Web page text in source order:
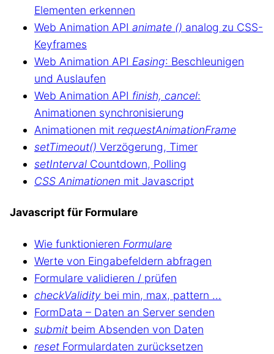
Elementen erkennen
Web Animation API animate () analog zu CSS-
Keyframes
Web Animation API Easing: Beschleunigen
und Auslaufen
Web Animation API finish, cancel:
Animationen synchronisierung
Animationen mit requestAnimationFrame
setTimeout() Verzögerung, Timer
setInterval Countdown, Polling
CSS Animationen mit Javascript
Javascript für Formulare
Wie funktionieren Formulare
Werte von Eingabefeldern abfragen
Formulare validieren / prüfen
checkValidity bei min, max, pattern …
FormData – Daten an Server senden
submit beim Absenden von Daten
reset Formulardaten zurücksetzen